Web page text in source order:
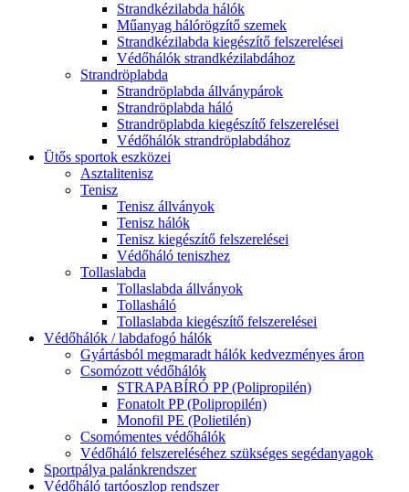
Strandkézilabda hálók
Műanyag hálórögzítő szemek
Strandkézilabda kiegészítő felszerelései
Védőhálók strandkézilabdához
Strandröplabda
Strandröplabda állványpárok
Strandröplabda háló
Strandröplabda kiegészítő felszerelései
Védőhálók strandröplabdához
Ütős sportok eszközei
Asztalitenisz
Tenisz
Tenisz állványok
Tenisz hálók
Tenisz kiegészítő felszerelései
Védőháló teniszhez
Tollaslabda
Tollaslabda állványok
Tollasháló
Tollaslabda kiegészítő felszerelései
Védőhálók / labdafogó hálók
Gyártásból megmaradt hálók kedvezményes áron
Csomózott védőhálók
STRAPABÍRÓ PP (Polipropilén)
Fonatolt PP (Polipropilén)
Monofil PE (Polietilén)
Csomómentes védőhálók
Védőháló felszereléséhez szükséges segédanyagok
Sportpálya palánkrendszer
Védőháló tartóoszlop rendszer